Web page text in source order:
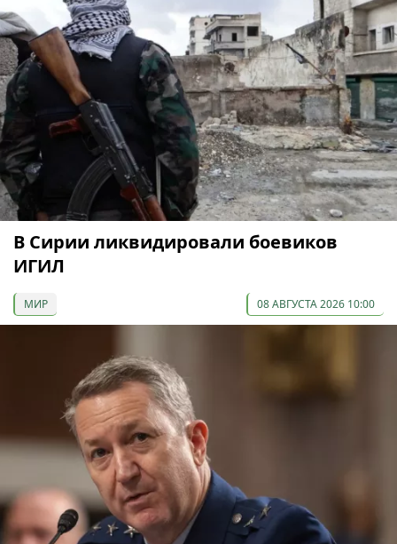
В Сирии ликвидировали боевиков
ИГИЛ
МИР 08 АВГУСТА 2026 10:00